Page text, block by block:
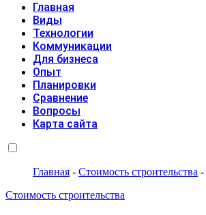
Главная
Виды
Технологии
Коммуникации
Для бизнеса
Опыт
Планировки
Сравнение
Вопросы
Карта сайта
Главная - Стоимость строительства -
Стоимость строительства